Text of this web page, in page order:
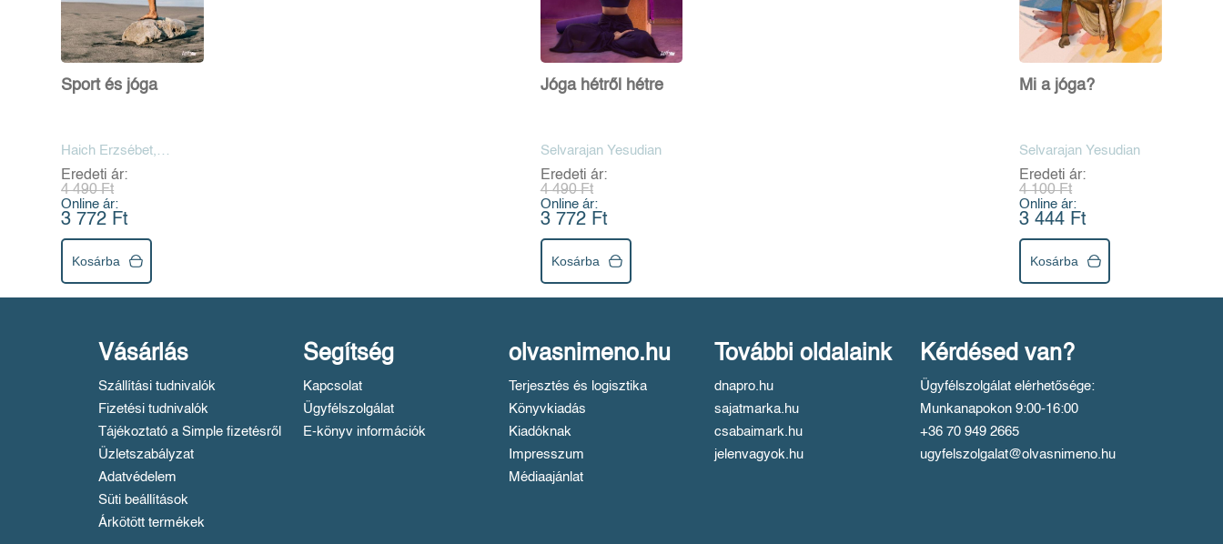
Sport és jóga
Haich Erzsébet,
Selvarajan Yesudian
Eredeti ár:
4 490 Ft
Online ár:
3 772 Ft
Kosárba
Jóga hétről hétre
Selvarajan Yesudian
Eredeti ár:
4 490 Ft
Online ár:
3 772 Ft
Kosárba
Mi a jóga?
Selvarajan Yesudian
Eredeti ár:
4 100 Ft
Online ár:
3 444 Ft
Kosárba
Vásárlás
Szállítási tudnivalók
Fizetési tudnivalók
Tájékoztató a Simple fizetésről
Üzletszabályzat
Adatvédelem
Süti beállítások
Árkötött termékek
Segítség
Kapcsolat
Ügyfélszolgálat
E-könyv információk
olvasnimeno.hu
Terjesztés és logisztika
Könyvkiadás
Kiadóknak
Impresszum
Médiaajánlat
További oldalaink
dnapro.hu
sajatmarka.hu
csabaimark.hu
jelenvagyok.hu
Kérdésed van?
Ügyfélszolgálat elérhetősége:
Munkanapokon 9:00-16:00
+36 70 949 2665
ugyfelszolgalat@olvasnimeno.hu